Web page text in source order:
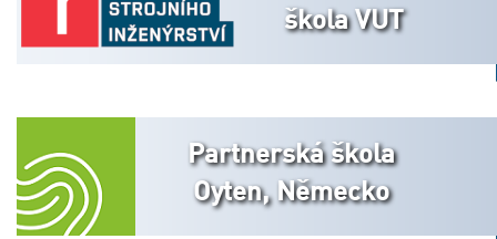
škola VUT
Partnerská škola
Oyten, Německo